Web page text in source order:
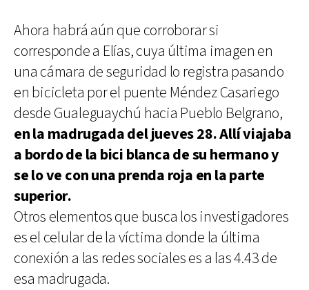
Ahora habrá aún que corroborar si
corresponde a Elías, cuya última imagen en
una cámara de seguridad lo registra pasando
en bicicleta por el puente Méndez Casariego
desde Gualeguaychú hacia Pueblo Belgrano,
en la madrugada del jueves 28. Allí viajaba
a bordo de la bici blanca de su hermano y
se lo ve con una prenda roja en la parte
superior.
Otros elementos que busca los investigadores
es el celular de la víctima donde la última
conexión a las redes sociales es a las 4.43 de
esa madrugada.